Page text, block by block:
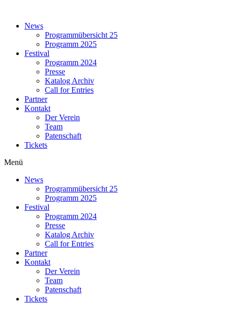
springenNews
Programmübersicht 25
Programm 2025
Festival
Programm 2024
Presse
Katalog Archiv
Call for Entries
Partner
Kontakt
Der Verein
Team
Patenschaft
Tickets
Menü
News
Programmübersicht 25
Programm 2025
Festival
Programm 2024
Presse
Katalog Archiv
Call for Entries
Partner
Kontakt
Der Verein
Team
Patenschaft
Tickets